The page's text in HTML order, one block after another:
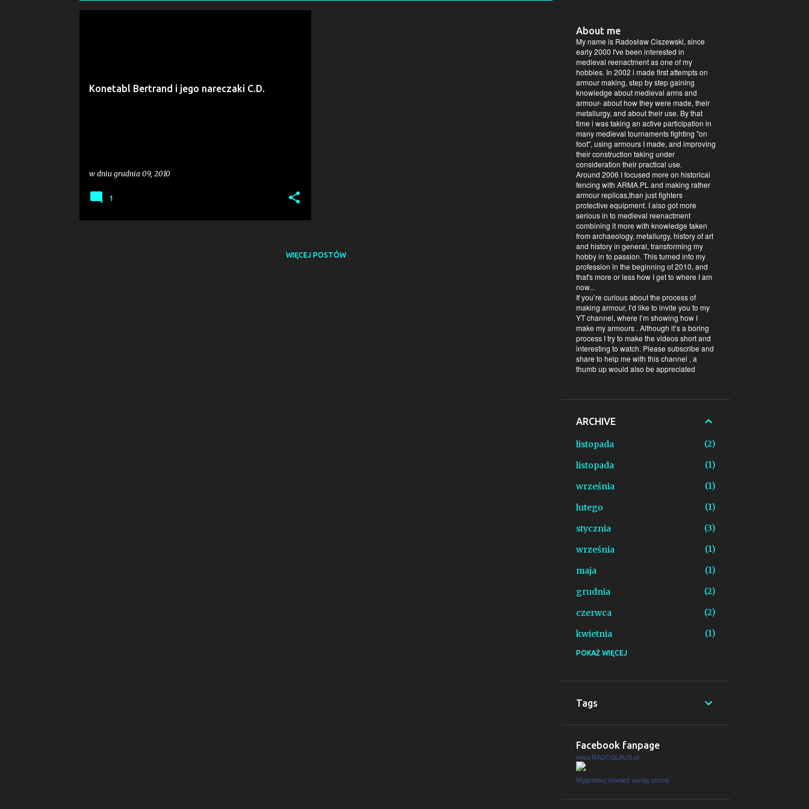
Konetabl Bertrand i jego nareczaki C.D.
w dniu grudnia 09, 2010
1
WIĘCEJ POSTÓW
About me
My name is Radosław Ciszewski, since
early 2000 I've been interested in
medieval reenactment as one of my
hobbies. In 2002 i made first attempts on
armour making, step by step gaining
knowledge about medieval arms and
armour- about how they were made, their
metallurgy, and about their use. By that
time i was taking an active participation in
many medieval tournaments fighting "on
foot", using armours I made, and improving
their construction taking under
consideration their practical use.
Around 2006 I focused more on historical
fencing with ARMA.PL and making rather
armour replicas,than just fighters
protective equipment. I also got more
serious in to medieval reenactment
combining it more with knowledge taken
from archaeology, metallurgy, history of art
and history in general, transforming my
hobby in to passion. This turned into my
profession in the beginning of 2010, and
that's more or less how I get to where I am
now...
If you’re curious about the process of
making armour, I’d like to invite you to my
YT channel, where I’m showing how I
make my armours . Although it’s a boring
process I try to make the videos short and
interesting to watch. Please subscribe and
share to help me with this channel , a
thumb up would also be appreciated
ARCHIVE
listopada
2
listopada
1
września
1
lutego
1
stycznia
3
września
1
maja
1
grudnia
2
czerwca
2
kwietnia
1
listopada
czerwca
grudnia
września
sierpnia
sierpnia
1
POKAŻ WIĘCEJ
Tags
Facebook fanpage
www.RADOSLAUS.pl
Wypromuj również swoją stronę